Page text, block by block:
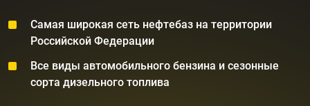
Самая широкая сеть нефтебаз на территории
Российской Федерации
Все виды автомобильного бензина и сезонные
сорта дизельного топлива